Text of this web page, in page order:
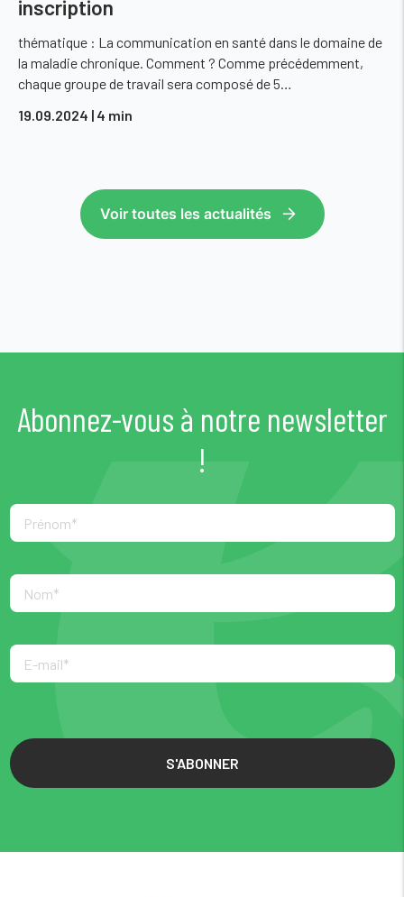
inscription
thématique : La communication en santé dans le domaine de
la maladie chronique. Comment ? Comme précédemment,
chaque groupe de travail sera composé de 5…
19.09.2024 | 4 min
Voir toutes les actualités
Abonnez-vous à notre newsletter
!
S'ABONNER